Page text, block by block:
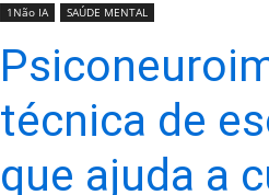
1Não IA SAÚDE MENTAL
técnica de
que ajuda a